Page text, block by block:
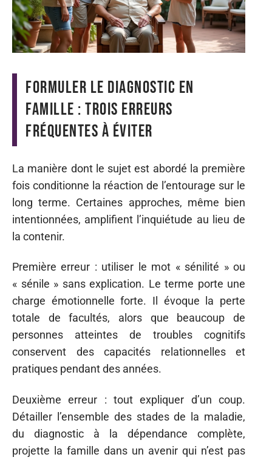
Formuler le diagnostic en
famille : trois erreurs
fréquentes à éviter
La manière dont le sujet est abordé la première
fois conditionne la réaction de l’entourage sur le
long terme. Certaines approches, même bien
intentionnées, amplifient l’inquiétude au lieu de
la contenir.
Première erreur : utiliser le mot « sénilité » ou
« sénile » sans explication. Le terme porte une
charge émotionnelle forte. Il évoque la perte
totale de facultés, alors que beaucoup de
personnes atteintes de troubles cognitifs
conservent des capacités relationnelles et
pratiques pendant des années.
Deuxième erreur : tout expliquer d’un coup.
Détailler l’ensemble des stades de la maladie,
du diagnostic à la dépendance complète,
projette la famille dans un avenir qui n’est pas